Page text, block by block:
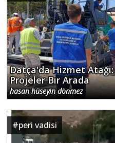
Datça'da Hizmet
Projeler Bir Arada
hasan hüseyin dönmez
#peri vadisi